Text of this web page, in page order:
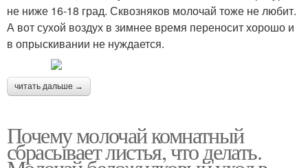
не ниже 16-18 град. Сквозняков молочай тоже не любит.
А вот сухой воздух в зимнее время переносит хорошо и
в опрыскивании не нуждается.
читать дальше →
Почему молочай комнатный
сбрасывает листья, что делать.